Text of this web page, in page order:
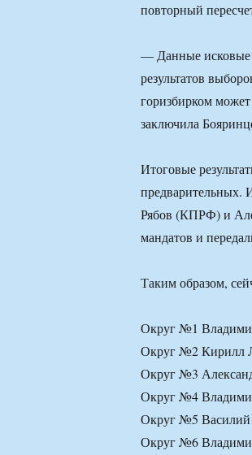
повторный
— Данные исковые
результатов
горизбирком
заключила
Итоговые
предварительных.
Рябов (КПРФ) и
мандатов и
Таким образом,
Округ №1
Округ №2 Кирилл
Округ №3
Округ №4
Округ №5 Василий
Округ №6